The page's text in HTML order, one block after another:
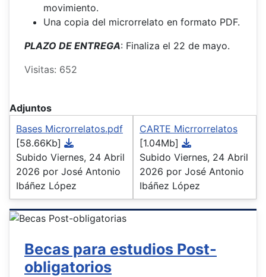
movimiento.
Una copia del microrrelato en formato PDF.
PLAZO DE ENTREGA: Finaliza el 22 de mayo.
Visitas: 652
Adjuntos
Bases Microrrelatos.pdf
[58.66Kb]
Subido Viernes, 24 Abril
2026 por José Antonio
Ibáñez López
CARTE Micrrorrelatos
[1.04Mb]
Subido Viernes, 24 Abril
2026 por José Antonio
Ibáñez López
Becas para estudios Post-
obligatorios